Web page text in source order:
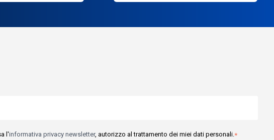
l'informativa privacy newsletter, autorizzo al trattamento dei miei dati personali.*